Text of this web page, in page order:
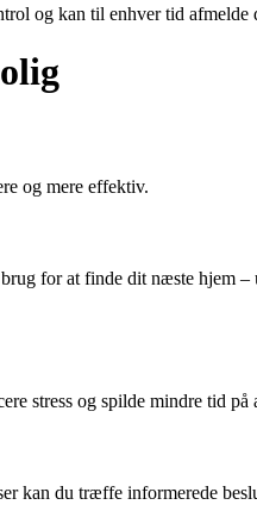
og kan til enhver tid afmelde
og mere effektiv.
for at finde dit næste hjem –
stress og spilde mindre tid på
kan du træffe informerede